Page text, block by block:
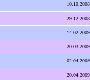
10.10.2008
29.12.2008
14.02.2009
20.03.2009
02.04.2009
20.04.2009